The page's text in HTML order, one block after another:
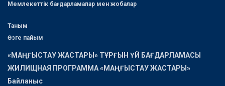
Мемлекеттік бағдарламалар мен жобалар
Таным
Өзге пайым
«МАҢҒЫСТАУ ЖАСТАРЫ» ТҰРҒЫН ҮЙ БАҒДАРЛАМАСЫ
ЖИЛИЩНАЯ ПРОГРАММА «МАҢҒЫСТАУ ЖАСТАРЫ»
Байланыс